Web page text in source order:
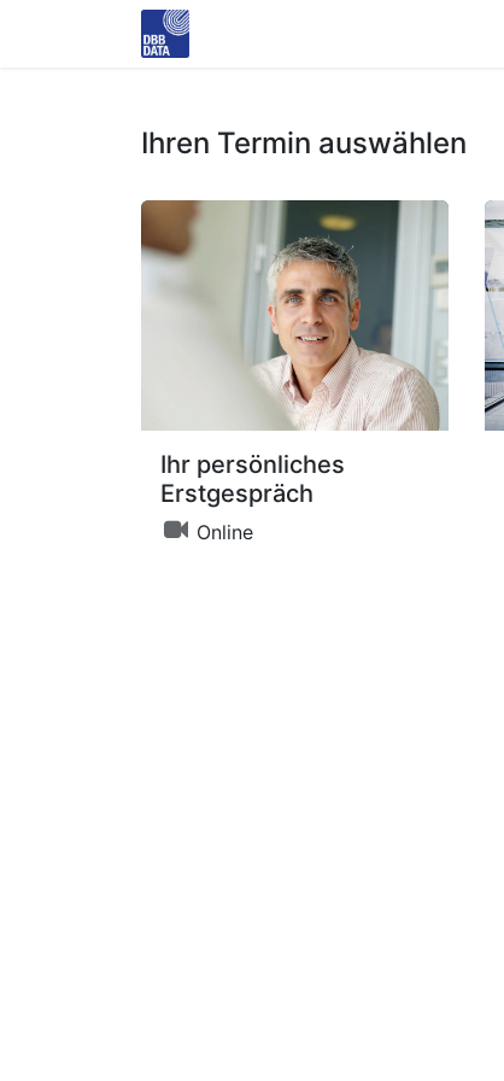
Ihren Termin auswählen
Ihr persönliches
Erstgespräch
Online